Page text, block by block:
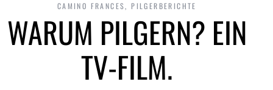
CAMINO FRANCES,PILGERBERICHTE
WARUM PILGERN? EIN
TV-FILM.